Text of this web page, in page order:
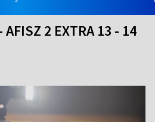
2 EXTRA 13 - 14